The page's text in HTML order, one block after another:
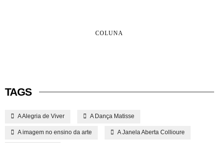
COLUNA
TAGS
A Alegria de Viver A Dança Matisse
A imagem no ensino da arte A Janela Aberta Collioure